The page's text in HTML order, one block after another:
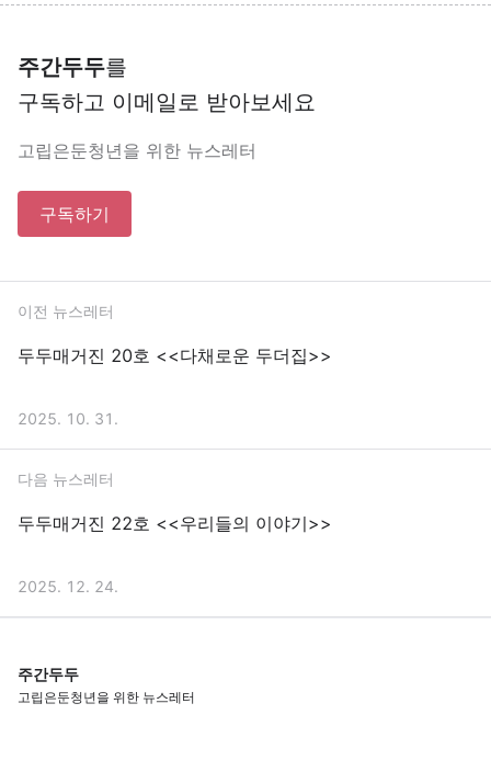
주간두두를
구독하고 이메일로 받아보세요
고립은둔청년을 위한 뉴스레터
구독하기
이전 뉴스레터
두두매거진 20호 <<다채로운 두더집>>
2025. 10. 31.
다음 뉴스레터
두두매거진 22호 <<우리들의 이야기>>
2025. 12. 24.
주간두두
고립은둔청년을 위한 뉴스레터